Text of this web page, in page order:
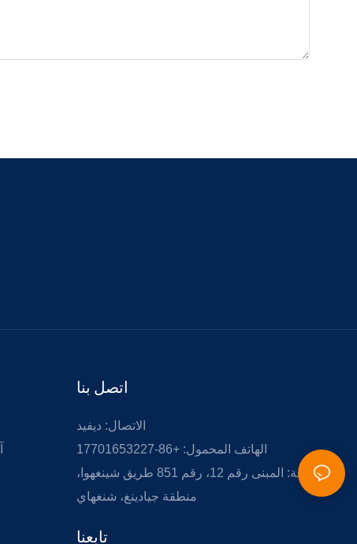
اتصل بنا
الاتصال: ديفيد
الهاتف المحمول: +86-17701653227
إضافة: المبنى رقم 12، رقم 851 طريق شينغهوا،
منطقة جيادينغ، شنغهاي
تابعنا